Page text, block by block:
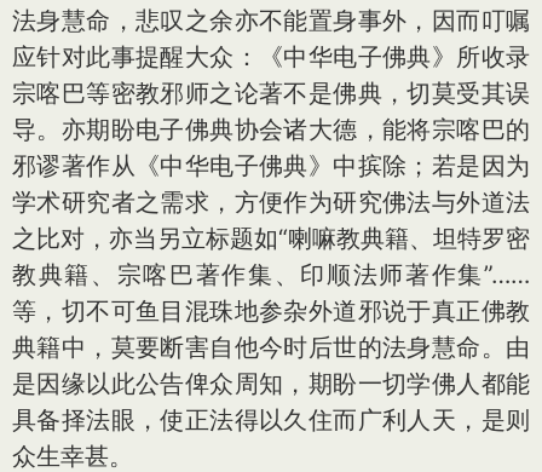
法身慧命，悲叹之余亦不能置身事外，因而叮嘱
应针对此事提醒大众：《中华电子佛典》所收录
宗喀巴等密教邪师之论著不是佛典，切莫受其误
导。亦期盼电子佛典协会诸大德，能将宗喀巴的
邪谬著作从《中华电子佛典》中摈除；若是因为
学术研究者之需求，方便作为研究佛法与外道法
之比对，亦当另立标题如“喇嘛教典籍、坦特罗密
教典籍、宗喀巴著作集、印顺法师著作集”……
等，切不可鱼目混珠地参杂外道邪说于真正佛教
典籍中，莫要断害自他今时后世的法身慧命。由
是因缘以此公告俾众周知，期盼一切学佛人都能
具备择法眼，使正法得以久住而广利人天，是则
众生幸甚。